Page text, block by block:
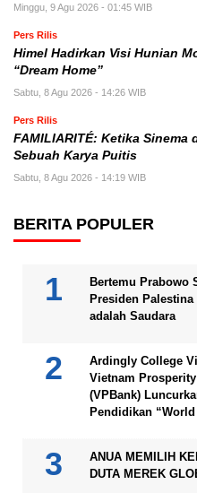
Minggu, 9 Agu 2026 - 01:45 WIB
Pers Rilis
Himel Hadirkan Visi Hunian
“Dream Home”
Sabtu, 8 Agu 2026 - 14:26 WIB
Pers Rilis
FAMILIARITÉ: Ketika Sinema
Sebuah Karya Puitis
Sabtu, 8 Agu 2026 - 14:19 WIB
BERITA POPULER
Bertemu Prabowo
Presiden
adalah Saudara
Ardingly College
Vietnam
(VPBank)
Pendidikan “World
ANUA MEMILIH
DUTA MEREK